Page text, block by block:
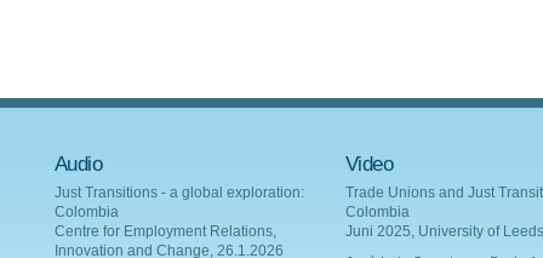
Audio
Just Transitions - a global exploration:
Colombia
Centre for Employment Relations,
Innovation and Change, 26.1.2026
Video
Trade Unions and Just
Colombia
Juni 2025, University of Leeds